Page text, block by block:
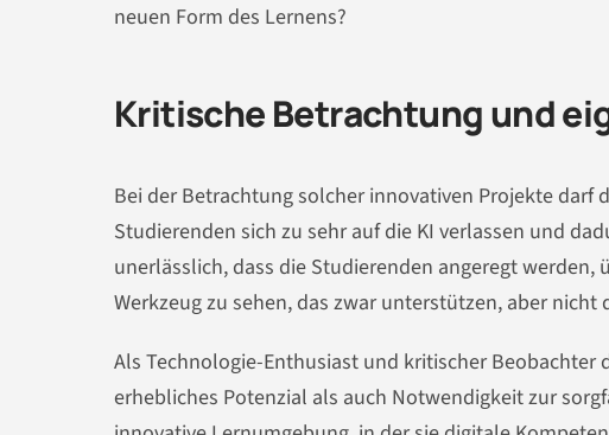
neuen Form des Lernens?
Kritische Betrachtung und
Bei der Betrachtung solcher innovativen Projekte darf
Studierenden sich zu sehr auf die KI verlassen und
unerlässlich, dass die Studierenden angeregt
Werkzeug zu sehen, das zwar unterstützen, aber
Als Technologie-Enthusiast und kritischer
erhebliches Potenzial als auch Notwendigkeit zur